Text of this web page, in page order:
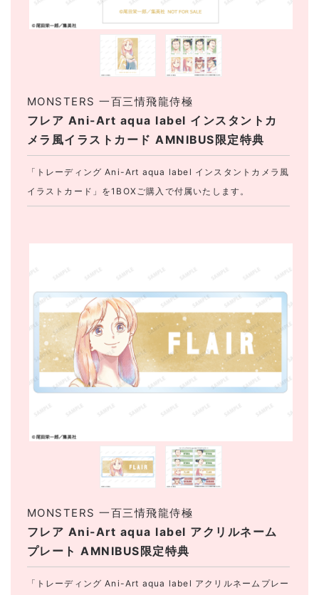
フレア Ani-Art aqua label インスタントカ
メラ風イラストカード AMNIBUS限定特典
MONSTERS 一百三情飛龍侍極
「トレーディング Ani-Art aqua label インスタントカメラ風
イラストカード」を1BOXご購入で付属いたします。
フレア Ani-Art aqua label アクリルネーム
プレート AMNIBUS限定特典
MONSTERS 一百三情飛龍侍極
「トレーディング Ani-Art aqua label アクリルネームプレー